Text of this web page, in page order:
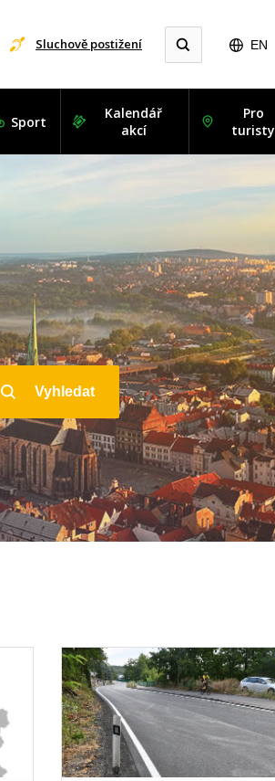
Sluchově postižení EN
Sport
Kalendář
akcí
Pro
turisty